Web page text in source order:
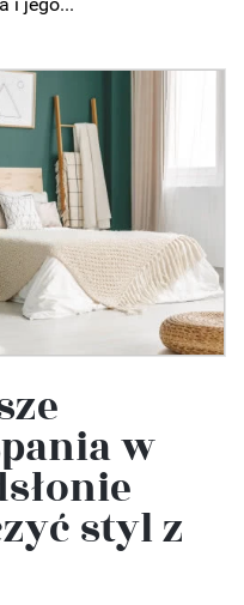
i jego...
w
styl z